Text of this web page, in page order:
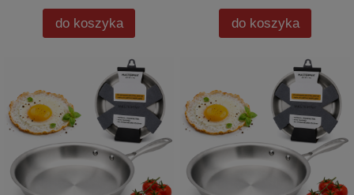
do koszyka do koszyka